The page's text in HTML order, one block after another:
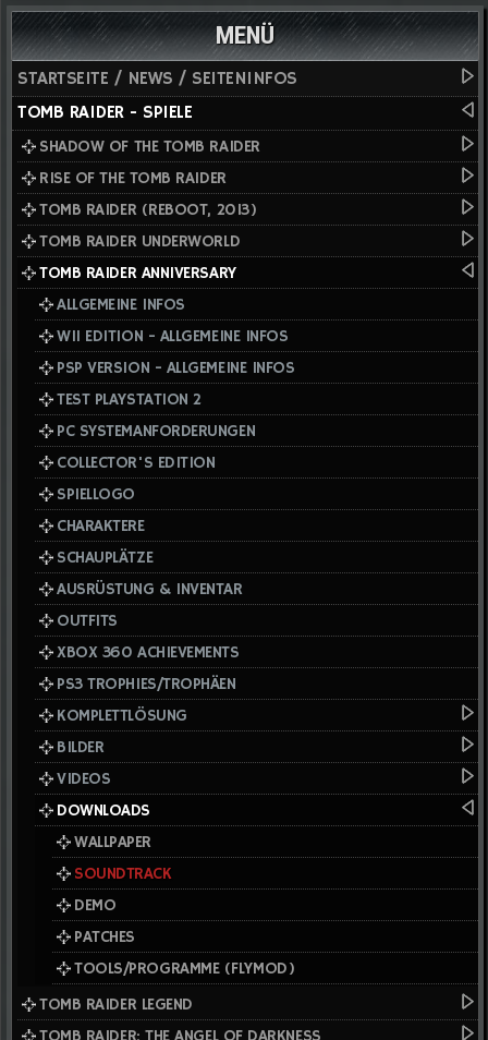
MENÜ
STARTSEITE / NEWS / SEITENINFOS
TOMB RAIDER - SPIELE
SHADOW OF THE TOMB RAIDER
RISE OF THE TOMB RAIDER
TOMB RAIDER (REBOOT, 2013)
TOMB RAIDER UNDERWORLD
TOMB RAIDER ANNIVERSARY
ALLGEMEINE INFOS
WII EDITION - ALLGEMEINE INFOS
PSP VERSION - ALLGEMEINE INFOS
TEST PLAYSTATION 2
PC SYSTEMANFORDERUNGEN
COLLECTOR'S EDITION
SPIELLOGO
CHARAKTERE
SCHAUPLÄTZE
AUSRÜSTUNG & INVENTAR
OUTFITS
XBOX 360 ACHIEVEMENTS
PS3 TROPHIES/TROPHÄEN
KOMPLETTLÖSUNG
BILDER
VIDEOS
DOWNLOADS
WALLPAPER
SOUNDTRACK
DEMO
PATCHES
TOOLS/PROGRAMME (FLYMOD)
TOMB RAIDER LEGEND